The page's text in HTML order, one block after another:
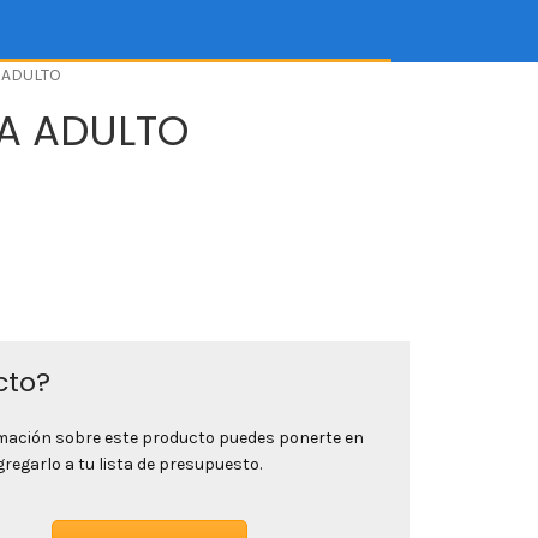
ADULTO
sobre este producto puedes ponerte en
a tu lista de presupuesto.